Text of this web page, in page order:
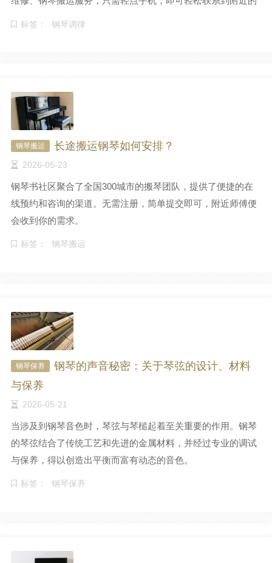
标签： 钢琴调律
钢琴搬运 长途搬运钢琴如何安排？
2026-05-23
钢琴书社区聚合了全国300城市的搬琴团队，提供了便捷的在
线预约和咨询的渠道。无需注册，简单提交即可，附近师傅便
会收到你的需求。
标签： 钢琴搬运
钢琴保养
钢琴的声音秘密：关于琴弦的设计、材料
与保养
2026-05-21
当涉及到钢琴音色时，琴弦与琴槌起着至关重要的作用。钢琴
的琴弦结合了传统工艺和先进的金属材料，并经过专业的调试
与保养，得以创造出平衡而富有动态的音色。
标签： 钢琴保养